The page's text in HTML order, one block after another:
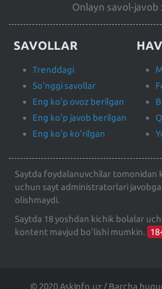
Onlayn savol-javob
SAVOLLAR
Trenddagi
So'nggi savollar
Eng ko'p ovoz berilgan
Eng ko'p javob berilgan
Eng ko'p ko'rilgan
Saytda foydalanuvchilar
uchun sayt administratorlari
olishmaydi.
Saytda 18 yoshdan kichik bolalar
kontent mavjud bo'lishi mumkin.
© 2020 AskInfo.uz / Barcha